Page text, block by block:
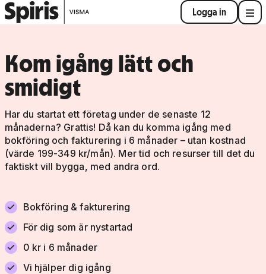
Logga in
Kom igång lätt och
smidigt
Har du startat ett företag under de senaste 12
månaderna? Grattis! Då kan du komma igång med
bokföring och fakturering i 6 månader – utan kostnad
(värde 199-349 kr/mån). Mer tid och resurser till det du
faktiskt vill bygga, med andra ord.
Bokföring & fakturering
För dig som är nystartad
0 kr i 6 månader
Vi hjälper dig igång